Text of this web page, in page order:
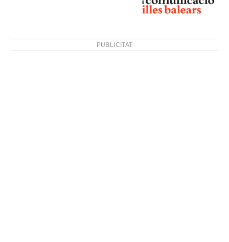
PUBLICITAT